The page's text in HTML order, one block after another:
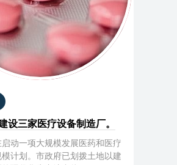
设三家医疗设备制造厂。
动一项大规模发展医药和医疗
计划。市政府已划拨土地以建